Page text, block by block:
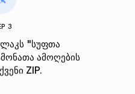
3
"სუფთა
ამოღების
ZIP.